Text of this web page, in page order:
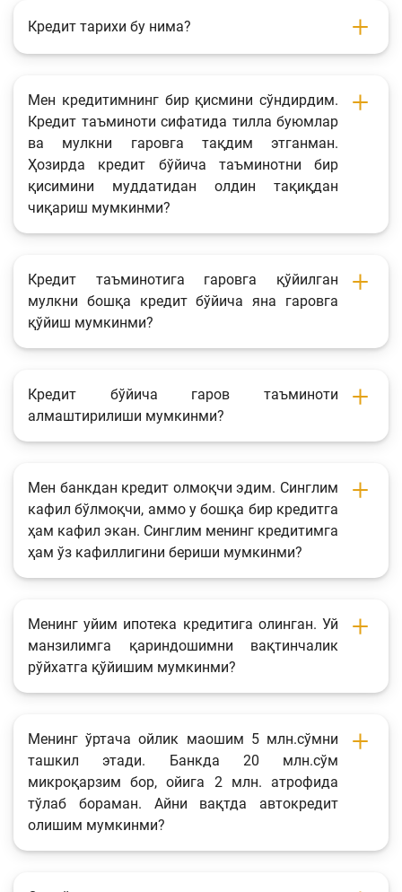
Кредит тарихи бу нима?
Мен кредитимнинг бир қисмини сўндирдим.
Кредит таъминоти сифатида тилла буюмлар
ва мулкни гаровга тақдим этганман.
Ҳозирда кредит бўйича таъминотни бир
қисимини муддатидан олдин тақиқдан
чиқариш мумкинми?
Кредит таъминотига гаровга қўйилган
мулкни бошқа кредит бўйича яна гаровга
қўйиш мумкинми?
Кредит бўйича гаров таъминоти
алмаштирилиши мумкинми?
Мен банкдан кредит олмоқчи эдим. Синглим
кафил бўлмоқчи, аммо у бошқа бир кредитга
ҳам кафил экан. Синглим менинг кредитимга
ҳам ўз кафиллигини бериши мумкинми?
Менинг уйим ипотека кредитига олинган. Уй
манзилимга қариндошимни вақтинчалик
рўйхатга қўйишим мумкинми?
Менинг ўртача ойлик маошим 5 млн.сўмни
ташкил этади. Банкда 20 млн.сўм
микроқарзим бор, ойига 2 млн. атрофида
тўлаб бораман. Айни вақтда автокредит
олишим мумкинми?